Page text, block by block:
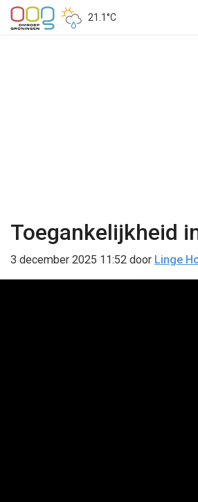
21.1°C
Toegankelijkheid
3 december 2025 11:52 door Linge